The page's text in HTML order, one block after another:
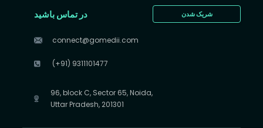
شریک شدن در تماس باشید
connect@gomedii.com
(+91) 9311101477
96, block C, Sector 65, Noida,
Uttar Pradesh, 201301